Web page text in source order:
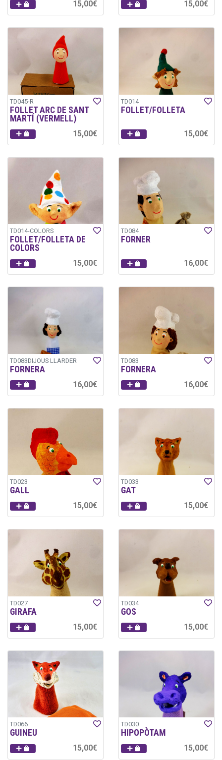
15,00€ 15,00€
TD045-R
FOLLET ARC DE SANT
MARTÍ (VERMELL)
15,00€
TD014
FOLLET/FOLLETA
15,00€
TD014-COLORS
FOLLET/FOLLETA DE
COLORS
15,00€
TD084
FORNER
16,00€
TD083DIJOUS LLARDER
FORNERA
16,00€
TD083
FORNERA
16,00€
TD023
GALL
15,00€
TD033
GAT
15,00€
TD027
GIRAFA
15,00€
TD034
GOS
15,00€
TD066
GUINEU
15,00€
TD030
HIPOPÒTAM
15,00€